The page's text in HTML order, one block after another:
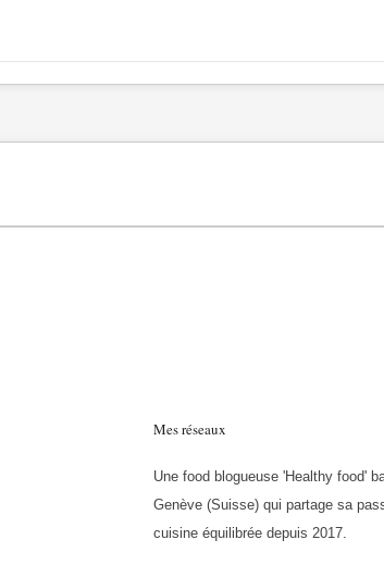
Mes réseaux
Une food blogueuse 'Healthy food'
Genève (Suisse) qui partage sa
cuisine équilibrée depuis 2017.